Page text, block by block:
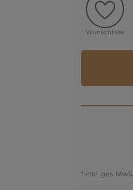
Wunschliste
* inkl. ges.